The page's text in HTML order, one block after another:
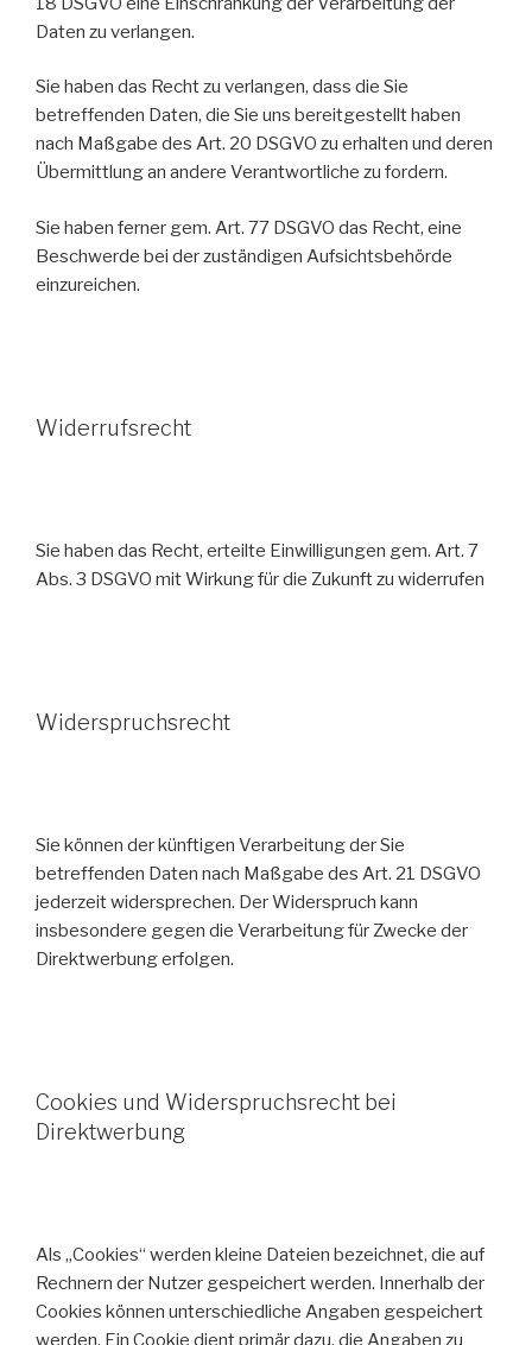
Daten zu verlangen.
Sie haben das Recht zu verlangen, dass die Sie
betreffenden Daten, die Sie uns bereitgestellt haben
nach Maßgabe des Art. 20 DSGVO zu erhalten und deren
Übermittlung an andere Verantwortliche zu fordern.
Sie haben ferner gem. Art. 77 DSGVO das Recht, eine
Beschwerde bei der zuständigen Aufsichtsbehörde
einzureichen.
Widerrufsrecht
Sie haben das Recht, erteilte Einwilligungen gem. Art. 7
Abs. 3 DSGVO mit Wirkung für die Zukunft zu widerrufen
Widerspruchsrecht
Sie können der künftigen Verarbeitung der Sie
betreffenden Daten nach Maßgabe des Art. 21 DSGVO
jederzeit widersprechen. Der Widerspruch kann
insbesondere gegen die Verarbeitung für Zwecke der
Direktwerbung erfolgen.
Cookies und Widerspruchsrecht bei
Direktwerbung
Als „Cookies“ werden kleine Dateien bezeichnet, die auf
Rechnern der Nutzer gespeichert werden. Innerhalb der
Cookies können unterschiedliche Angaben gespeichert
werden. Ein Cookie dient primär dazu, die Angaben zu